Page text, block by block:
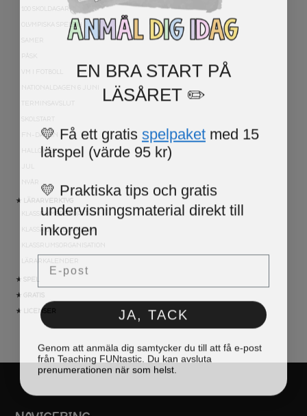
100 SKOLDAGAR
OLYMPISKA SPELEN
VM I FOTBOLL
NATIONALDAGEN 6 JUNI
TERMINSAVSLUT
SKOLSTART
FN-DAGEN
HALLOWEEN
★ LÄRARVERKTYG
KLASSRUMSDEKORATION
KLASSRUMSLEDARSKAP
KLASSRUMSORGANISATION
★ SPEL
★ GRATIS
★ LICENSER
EN BRA START PÅ
LÄSÅRET ✏️
💛 Få ett gratis spelpaket med 15
lärspel (värde 95 kr)
💛 Praktiska tips och gratis
undervisningsmaterial direkt till
inkorgen
Email
JA, TACK
Genom att anmäla dig samtycker du till att få e-post
från Teaching FUNtastic. Du kan avsluta
prenumerationen när som helst.